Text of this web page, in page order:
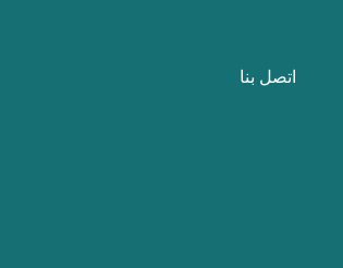
اتصل بنا